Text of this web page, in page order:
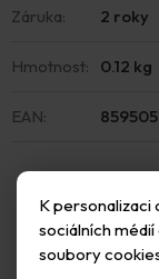
K personalizaci
sociálních médií
soubory
Záruka: 2 roky
Hmotnost: 0.12 kg
EAN: